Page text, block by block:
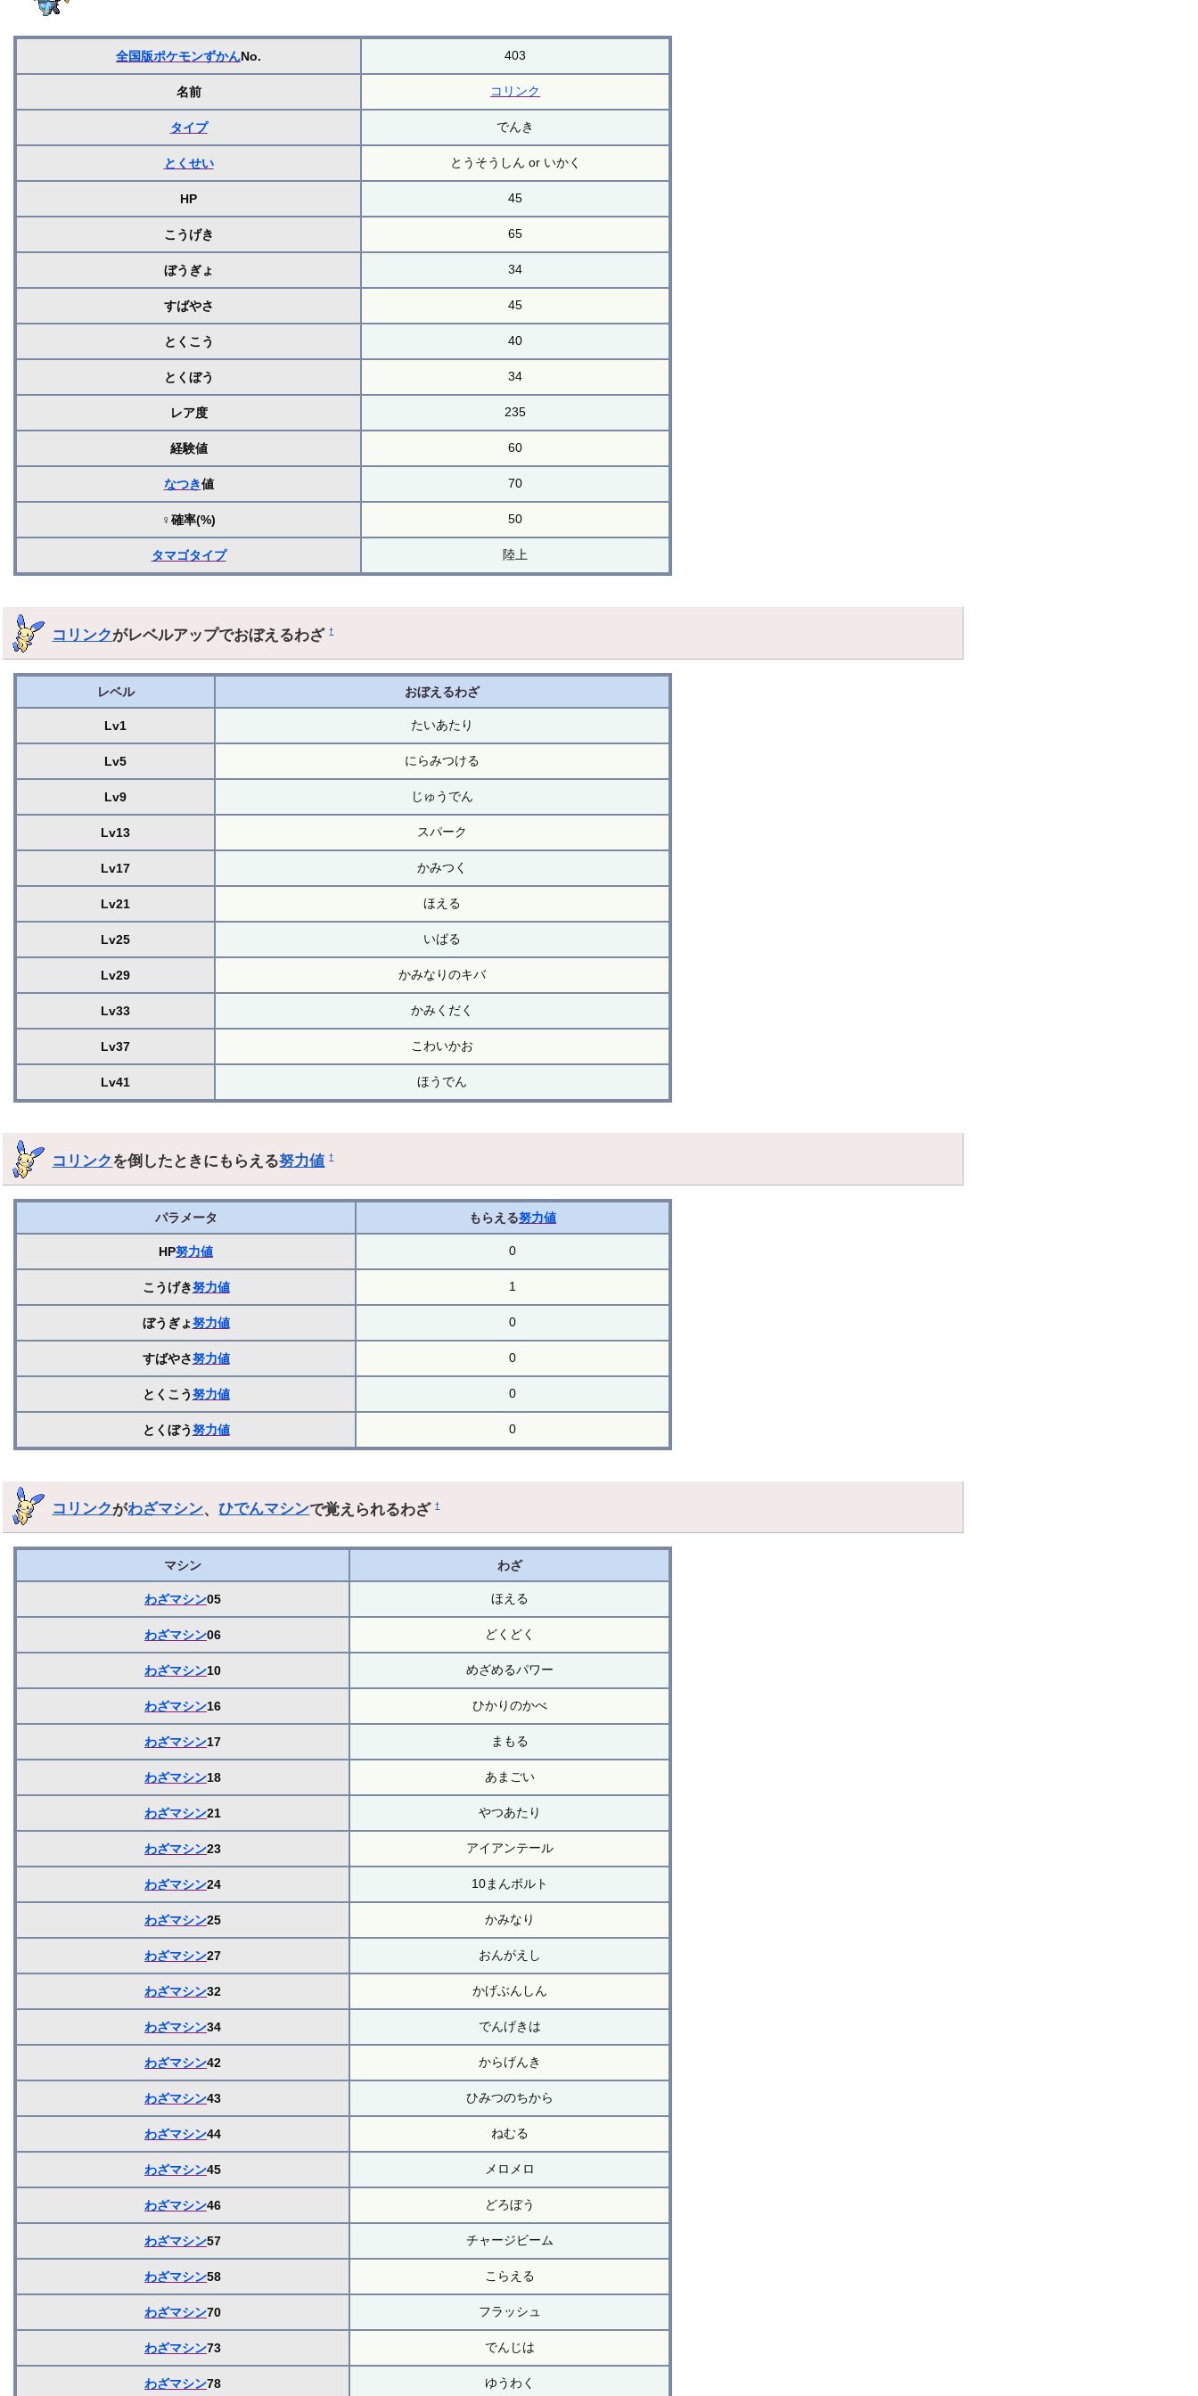
全国版ポケモンずかんNo. 403
名前 コリンク
タイプ でんき
とくせい とうそうしん or いかく
HP 45
こうげき 65
ぼうぎょ 34
すばやさ 45
とくこう 40
とくぼう 34
レア度 235
経験値 60
なつき値 70
♀確率(%) 50
タマゴタイプ 陸上
コリンクがレベルアップでおぼえるわざ†
レベル おぼえるわざ
Lv1 たいあたり
Lv5 にらみつける
Lv9 じゅうでん
Lv13 スパーク
Lv17 かみつく
Lv21 ほえる
Lv25 いばる
Lv29 かみなりのキバ
Lv33 かみくだく
Lv37 こわいかお
Lv41 ほうでん
コリンクを倒したときにもらえる努力値 †
パラメータ もらえる努力値
HP努力値 0
こうげき努力値 1
ぼうぎょ努力値 0
すばやさ努力値 0
とくこう努力値 0
とくぼう努力値 0
コリンクがわざマシン、ひでんマシンで覚えられるわざ†
マシン わざ
わざマシン05 ほえる
わざマシン06 どくどく
わざマシン10 めざめるパワー
わざマシン16 ひかりのかべ
わざマシン17 まもる
わざマシン18 あまごい
わざマシン21 やつあたり
わざマシン23 アイアンテール
わざマシン24 10まんボルト
わざマシン25 かみなり
わざマシン27 おんがえし
わざマシン32 かげぶんしん
わざマシン34 でんげきは
わざマシン42 からげんき
わざマシン43 ひみつのちから
わざマシン44 ねむる
わざマシン45 メロメロ
わざマシン46 どろぼう
わざマシン57 チャージビーム
わざマシン58 こらえる
わざマシン70 フラッシュ
わざマシン73 でんじは
わざマシン78 ゆうわく